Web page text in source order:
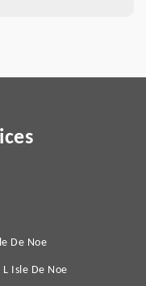
De Noe
Isle De Noe